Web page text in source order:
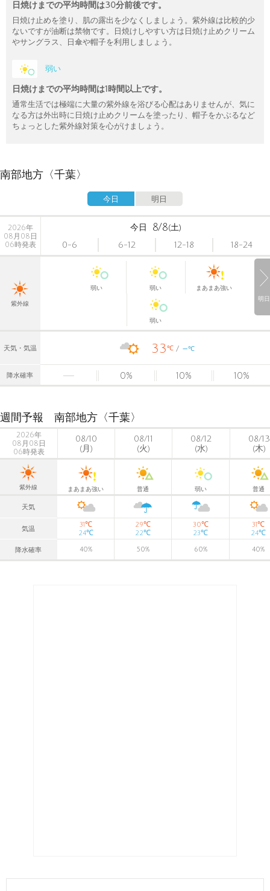
日焼けまでの平均時間は30分前後です。
日焼け止めを塗り、肌の露出を少なくしましょう。紫外線は比較的少
ないですが油断は禁物です。日焼けしやすい方は日焼け止めクリーム
やサングラス、日傘や帽子を利用しましょう。
弱い
日焼けまでの平均時間は1時間以上です。
通常生活では極端に大量の紫外線を浴びる心配はありませんが、気に
なる方は外出時に日焼け止めクリームを塗ったり、帽子をかぶるなど
ちょっとした紫外線対策を心がけましょう。
南部地方〈千葉〉
今日 明日
明日
2026年
08月08日
06時発表
今日 8/8(土)
0-6
6-12 12-18 18-24
紫外線
弱い 弱い まあまあ強い
弱い
天気・気温 33℃ -℃
降水確率 0% 10% 10%
週間予報 南部地方〈千葉〉
2026年
08月08日
06時発表
08/10
(月)
08/11
(火)
08/12
(水)
08/13
(木)
紫外線 まあまあ強い 普通 弱い 普通
天気
気温
31℃
24℃
29℃
22℃
30℃
23℃
31℃
24℃
降水確率 40% 50% 60% 40%